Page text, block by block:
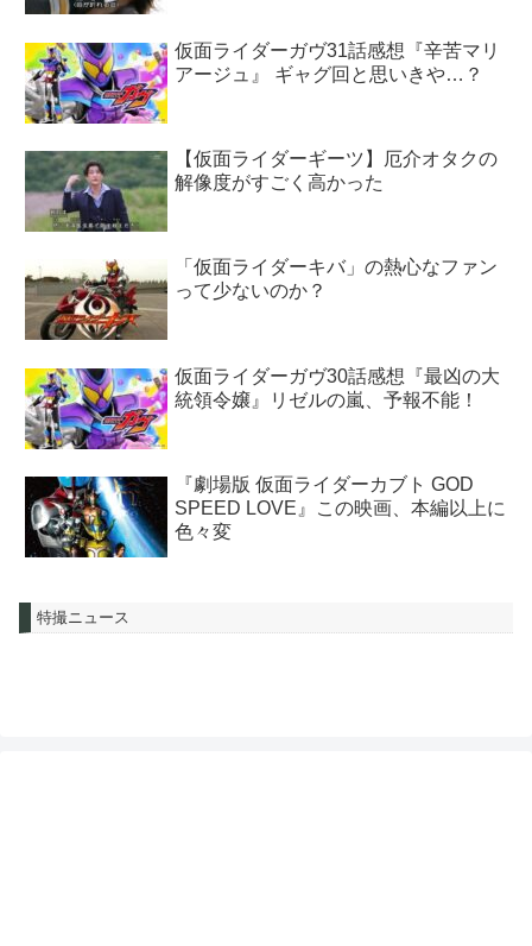
仮面ライダーガヴ31話感想『辛苦マリ
アージュ』 ギャグ回と思いきや…？
【仮面ライダーギーツ】厄介オタクの
解像度がすごく高かった
「仮面ライダーキバ」の熱心なファン
って少ないのか？
仮面ライダーガヴ30話感想『最凶の大
統領令嬢』リゼルの嵐、予報不能！
『劇場版 仮面ライダーカブト GOD
SPEED LOVE』この映画、本編以上に
色々変
特撮ニュース